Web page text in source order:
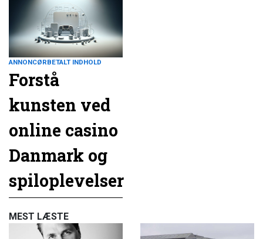
ANNONCØRBETALT INDHOLD
Forstå
kunsten ved
online casino
Danmark og
spiloplevelser
MEST LÆSTE